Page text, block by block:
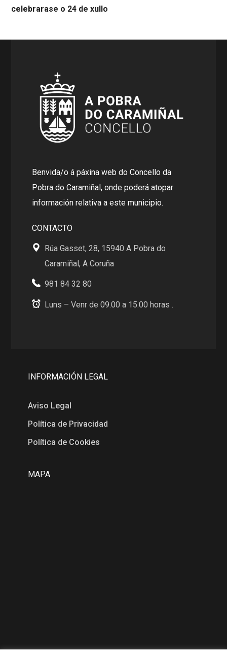
celebrarase o 24 de xullo
Benvida/o á páxina web do Concello da
Pobra do Caramiñal, onde poderá atopar
información relativa a este municipio.
CONTACTO
Rúa Gasset, 28, 15940 A Pobra do
Caramiñal, A Coruña
981 84 32 80
Luns – Venr de 09.00 a 15.00 horas .
INFORMACIÓN LEGAL
Aviso Legal
Política de Privacidad
Política de Cookies
MAPA